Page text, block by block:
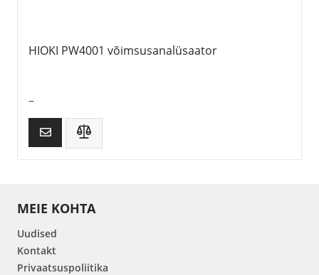
HIOKI PW4001 võimsusanalüsaator
–
MEIE KOHTA
Uudised
Kontakt
Privaatsuspoliitika